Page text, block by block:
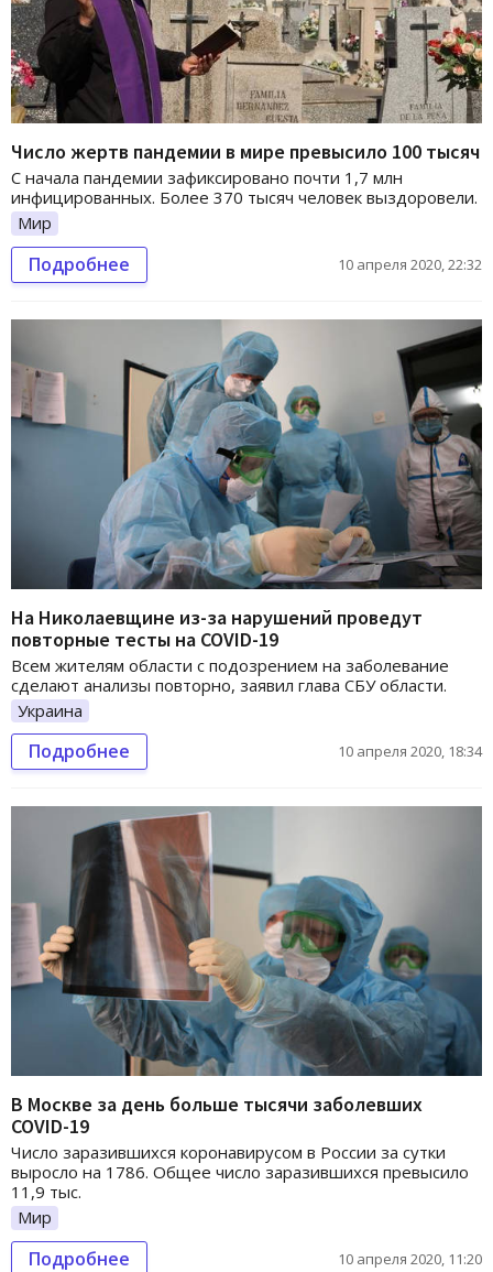
Число жертв пандемии в мире превысило 100 тысяч
С начала пандемии зафиксировано почти 1,7 млн
инфицированных. Более 370 тысяч человек выздоровели.
Мир
Подробнее 10 апреля 2020, 22:32
На Николаевщине из-за нарушений проведут
повторные тесты на COVID-19
Всем жителям области с подозрением на заболевание
сделают анализы повторно, заявил глава СБУ области.
Украина
Подробнее 10 апреля 2020, 18:34
В Москве за день больше тысячи заболевших
COVID-19
Число заразившихся коронавирусом в России за сутки
выросло на 1786. Общее число заразившихся превысило
11,9 тыс.
Мир
Подробнее 10 апреля 2020, 11:20